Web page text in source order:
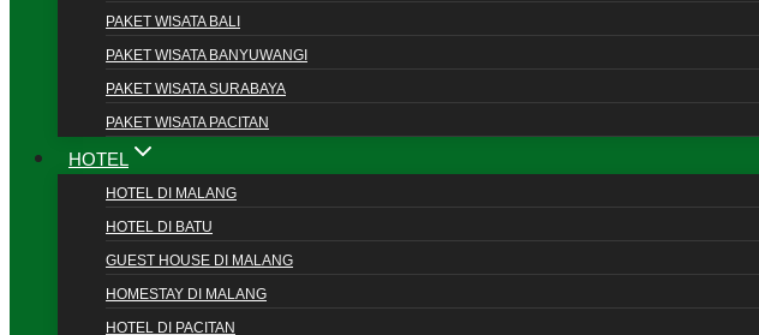
PAKET WISATA BALI
PAKET WISATA BANYUWANGI
PAKET WISATA SURABAYA
PAKET WISATA PACITAN
HOTEL
HOTEL DI MALANG
HOTEL DI BATU
GUEST HOUSE DI MALANG
HOMESTAY DI MALANG
HOTEL DI PACITAN